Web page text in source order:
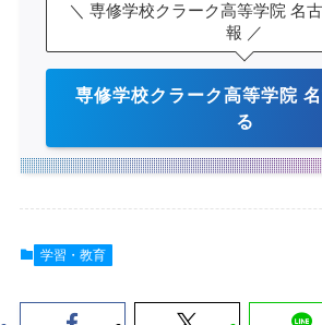
＼ 専修学校クラーク高等学院 名
報 ／
専修学校クラーク高等学院
る
学習・教育